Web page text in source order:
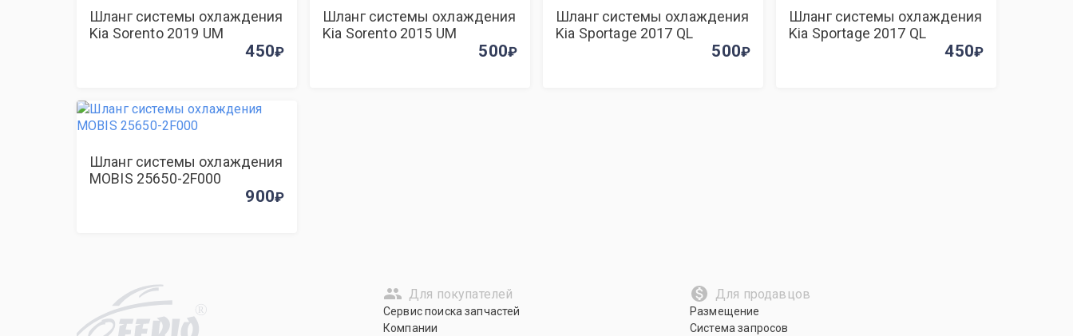
Шланг системы охлаждения
Kia Sorento 2019 UM
450
Шланг системы охлаждения
Kia Sorento 2015 UM
500
Шланг системы охлаждения
Kia Sportage 2017 QL
500
Шланг системы охлаждения
Kia Sportage 2017 QL
450
Шланг системы охлаждения
MOBIS 25650-2F000
900
R
Для покупателей
Сервис поиска запчастей
Компании
Для продавцов
Размещение
Система запросов